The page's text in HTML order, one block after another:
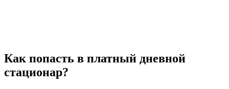
Как попасть в платный дневной
стационар?